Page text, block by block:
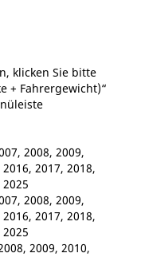
klicken Sie bitte
+ Fahrergewicht)“
2008, 2009,
2017, 2018,
2008, 2009,
2017, 2018,
2009, 2010,